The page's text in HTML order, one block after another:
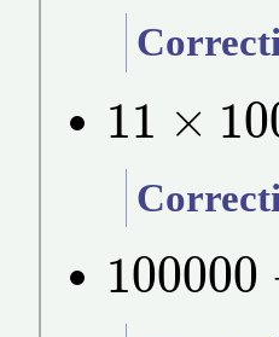
11 ×
11×10000
100000
100000−1